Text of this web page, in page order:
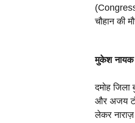
चौहान की
मुकेश नायक
दमोह
और अजय
लेकर